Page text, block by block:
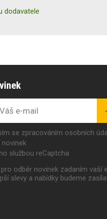
dodavatele
se zpracováním osobních
novinek
službou reCaptcha
odběr novinek zadaním vaší
slevy a nabídky budeme